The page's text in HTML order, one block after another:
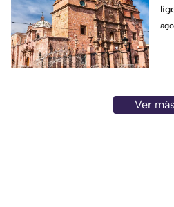
Ver más